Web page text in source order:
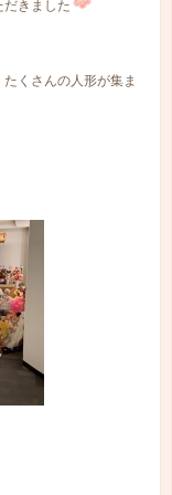
きました
くさんの人形が集ま